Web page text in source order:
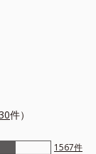
件）
1567件